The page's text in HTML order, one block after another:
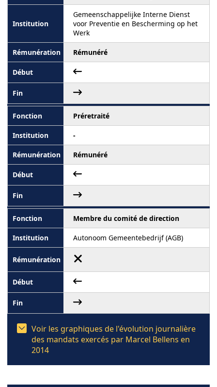
Gemeenschappelijke Interne Dienst
voor Preventie en Bescherming op het
Werk
Rémunéré
Préretraité
-
Rémunéré
Membre du comité de direction
Autonoom Gemeentebedrijf (AGB)
Voir les graphiques de l'évolution journalière
des mandats exercés par Marcel Bellens en
2014